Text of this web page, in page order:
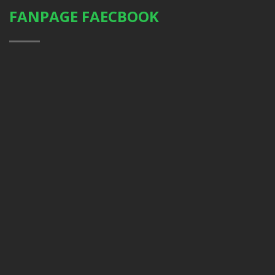
FANPAGE FAECBOOK